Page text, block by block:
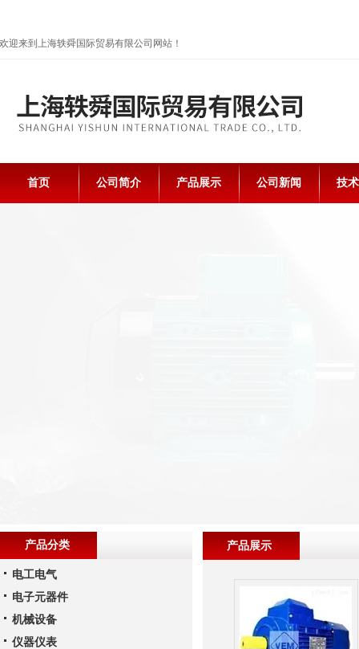
欢迎来到上海轶舜国际贸易有限公司网站！
首页 公司简介 产品展示 公司新闻 技
产品展示
产品分类
电工电气
电子元器件
机械设备
仪器仪表